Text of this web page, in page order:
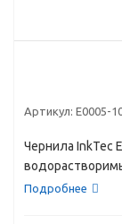
Артикул: E0005-
Чернила InkTec
Подробнее